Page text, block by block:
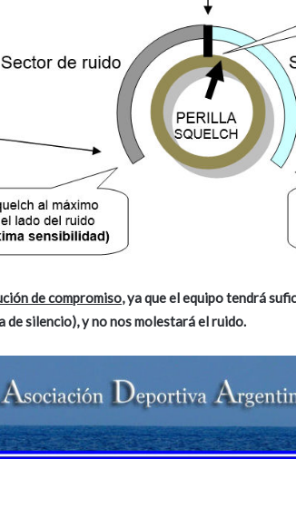
de compromiso, ya que el equipo tendrá
de silencio), y no nos molestará el ruido.